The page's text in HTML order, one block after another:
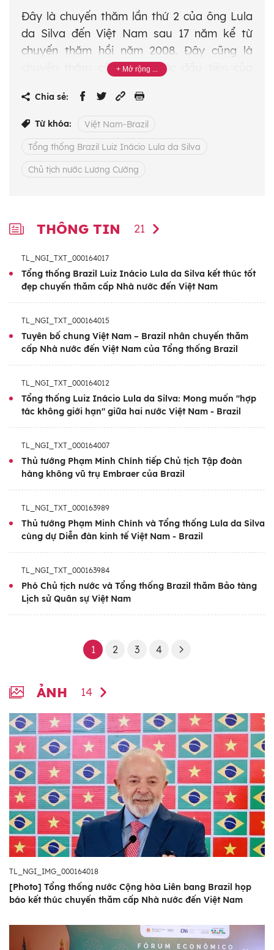
Đây là chuyến thăm lần thứ 2 của ông Lula
da Silva đến Việt Nam sau 17 năm kể từ
chuyến thăm hồi năm 2008. Đây cũng là
chuyến thăm cấp Nhà nước đầu tiên của
năm 2025, thể hiện sự coi trọng của Việt
Nam đối với Tổng thống Brazil và quan hệ
Chuyến thăm Việt Nam lần này của Tổng
hai bên trong việc thống nhất các biện pháp
Đối tác chiến lược Việt Nam-Brazil (mà hai
nước đã thiết lập vào tháng 11/2024), thúc
đẩy các mối quan hệ hợp tác thiết thực trên
tất cả các lĩnh vực như chính trị-an ninh, kinh
tế-thương mại-đầu tư, khoa học-công nghệ-
đổi mới sáng tạo, văn hóa-xã hội và biến đổi
Chuyến thăm góp phần đưa quan hệ song
phương Việt Nam-Brazil lên tầm cao mới,
ra không gian hợp tác rộng lớn hơn, đưa
quan hệ phát triển toàn diện, đi vào chiều
sâu, bền vững, đem lại lợi ích thiết thực cho
nhân dân hai nước.
Chia sẻ:
Từ khóa: Việt Nam-Brazil
Tổng thống Brazil Luiz Inácio Lula da Silva
Chủ tịch nước Lương Cường
THÔNG TIN 21
TL_NGI_TXT_000164017
Tổng thống Brazil Luiz Inácio Lula da Silva kết thúc tốt
đẹp chuyến thăm cấp Nhà nước đến Việt Nam
TL_NGI_TXT_000164015
Tuyên bố chung Việt Nam – Brazil nhân chuyến thăm
cấp Nhà nước đến Việt Nam của Tổng thống Brazil
TL_NGI_TXT_000164012
Tổng thống Luiz Inácio Lula da Silva: Mong muốn "hợp
tác không giới hạn" giữa hai nước Việt Nam - Brazil
TL_NGI_TXT_000164007
Thủ tướng Phạm Minh Chính tiếp Chủ tịch Tập đoàn
hàng không vũ trụ Embraer của Brazil
TL_NGI_TXT_000163989
Thủ tướng Phạm Minh Chính và Tổng thống Lula da Silva
cùng dự Diễn đàn kinh tế Việt Nam - Brazil
TL_NGI_TXT_000163984
Phó Chủ tịch nước và Tổng thống Brazil thăm Bảo tàng
Lịch sử Quân sự Việt Nam
1 2 3 4
ẢNH 14
TL_NGI_IMG_000164018
[Photo] Tổng thống nước Cộng hòa Liên bang Brazil họp
báo kết thúc chuyến thăm cấp Nhà nước đến Việt Nam